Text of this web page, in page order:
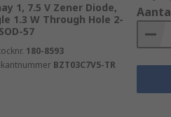
to a number of needs in a
1, 7.5 V Zener Diode,
1.3 W Through Hole 2-
57
180-8593
BZT03C7V5-TR